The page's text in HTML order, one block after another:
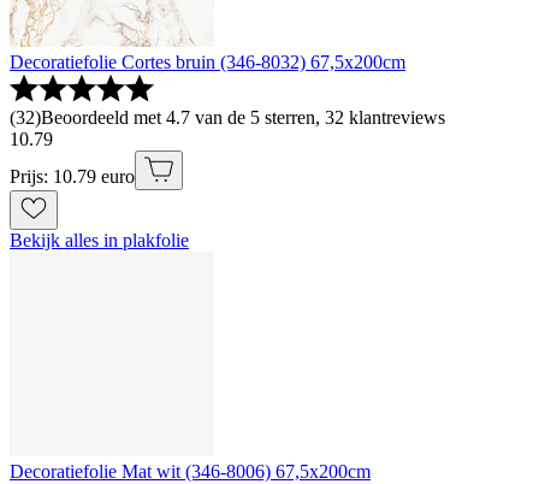
Decoratiefolie Cortes bruin (346-8032) 67,5x200cm
(32)Beoordeeld met 4.7 van de 5 sterren, 32 klantreviews
10.79
Prijs: 10.79 euro
Bekijk alles in plakfolie
Decoratiefolie Mat wit (346-8006) 67,5x200cm